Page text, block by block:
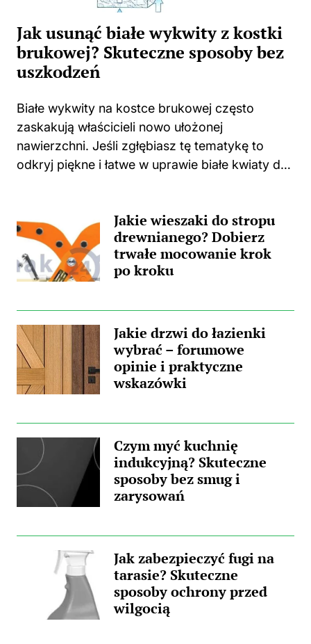
Jak usunąć białe wykwity z kostki
brukowej? Skuteczne sposoby bez
uszkodzeń
Białe wykwity na kostce brukowej często
zaskakują właścicieli nowo ułożonej
nawierzchni. Jeśli zgłębiasz tę tematykę to
odkryj piękne i łatwe w uprawie białe kwiaty do
położona kostka zaczyna...Jakie wieszaki do stropu
drewnianego? Dobierz
trwałe mocowanie krok
po kroku
Jakie drzwi do łazienki
wybrać – forumowe
opinie i praktyczne
wskazówki
Czym myć kuchnię
indukcyjną? Skuteczne
sposoby bez smug i
zarysowań
Jak zabezpieczyć fugi na
tarasie? Skuteczne
sposoby ochrony przed
wilgocią